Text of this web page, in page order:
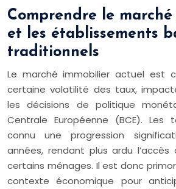
Comprendre le
et les établissements
traditionnels
Le marché immobilier actuel est
certaine volatilité des taux,
les décisions de politique
Centrale Européenne (BCE).
connu une progression
années, rendant plus ardu
certains ménages. Il est donc
contexte économique pour